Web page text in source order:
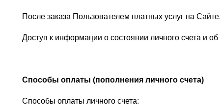
После заказа Пользователем платных услуг на
Доступ к информации о состоянии личного счета и
Способы оплаты (пополнения личного счета)
Способы оплаты личного счета: